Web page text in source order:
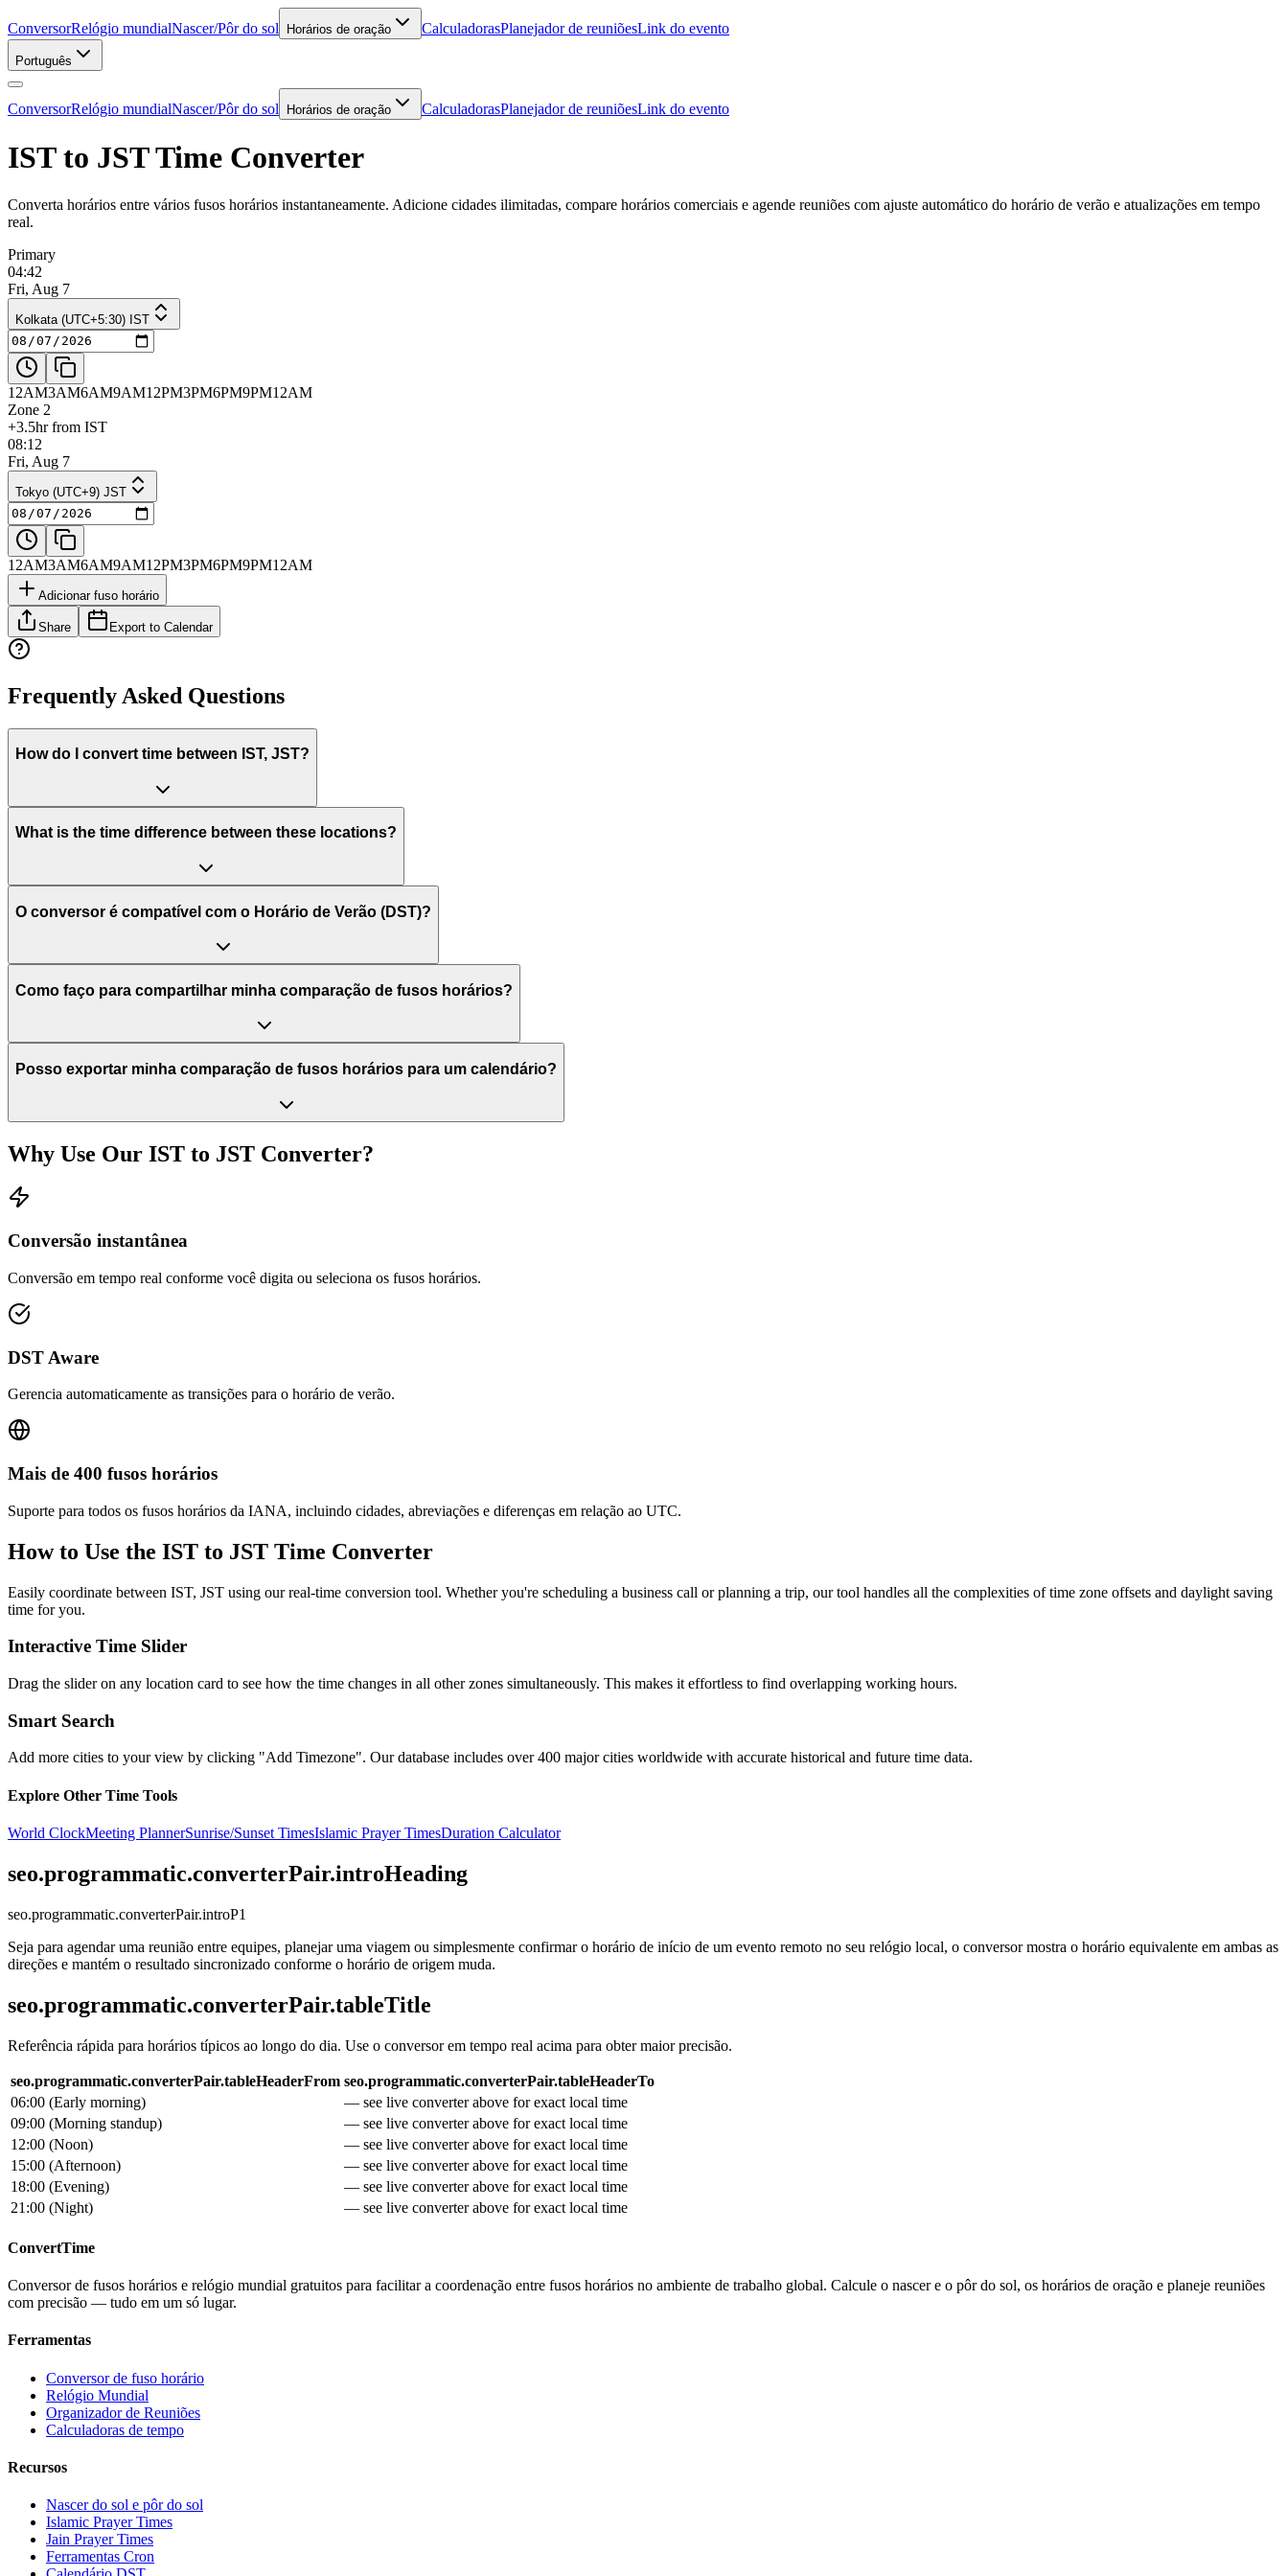
ConversorRelógio mundialNascer/Pôr do sol Horários de oração CalculadorasPlanejador de reuniõesLink do evento
Português
ConversorRelógio mundialNascer/Pôr do sol Horários de oração CalculadorasPlanejador de reuniõesLink do evento
IST to JST Time Converter
Converta horários entre vários fusos horários instantaneamente. Adicione cidades ilimitadas, compare horários comerciais e agende reuniões com ajuste automático do horário de verão e atualizações em tempo
real.
Primary
04:42
Fri, Aug 7
Kolkata (UTC+5:30) IST
12AM3AM6AM9AM12PM3PM6PM9PM12AM
Zone 2
+3.5hr from IST
08:12
Fri, Aug 7
Tokyo (UTC+9) JST
12AM3AM6AM9AM12PM3PM6PM9PM12AM
Adicionar fuso horário
Share Export to Calendar
Frequently Asked Questions
How do I convert time between IST, JST?
What is the time difference between these locations?
O conversor é compatível com o Horário de Verão (DST)?
Como faço para compartilhar minha comparação de fusos horários?
Posso exportar minha comparação de fusos horários para um calendário?
Why Use Our IST to JST Converter?
Conversão instantânea
Conversão em tempo real conforme você digita ou seleciona os fusos horários.
DST Aware
Gerencia automaticamente as transições para o horário de verão.
Mais de 400 fusos horários
Suporte para todos os fusos horários da IANA, incluindo cidades, abreviações e diferenças em relação ao UTC.
How to Use the IST to JST Time Converter
Easily coordinate between IST, JST using our real-time conversion tool. Whether you're scheduling a business call or planning a trip, our tool handles all the complexities of time zone offsets and daylight saving
time for you.
Interactive Time Slider
Drag the slider on any location card to see how the time changes in all other zones simultaneously. This makes it effortless to find overlapping working hours.
Smart Search
Add more cities to your view by clicking "Add Timezone". Our database includes over 400 major cities worldwide with accurate historical and future time data.
Explore Other Time Tools
World ClockMeeting PlannerSunrise/Sunset TimesIslamic Prayer TimesDuration Calculator
seo.programmatic.converterPair.introHeading
seo.programmatic.converterPair.introP1
Seja para agendar uma reunião entre equipes, planejar uma viagem ou simplesmente confirmar o horário de início de um evento remoto no seu relógio local, o conversor mostra o horário equivalente em ambas as
direções e mantém o resultado sincronizado conforme o horário de origem muda.
seo.programmatic.converterPair.tableTitle
Referência rápida para horários típicos ao longo do dia. Use o conversor em tempo real acima para obter maior precisão.
seo.programmatic.converterPair.tableHeaderFrom seo.programmatic.converterPair.tableHeaderTo
06:00 (Early morning)
— see live converter above for exact local time
09:00 (Morning standup)
— see live converter above for exact local time
12:00 (Noon)
— see live converter above for exact local time
15:00 (Afternoon)
— see live converter above for exact local time
18:00 (Evening)
— see live converter above for exact local time
21:00 (Night) — see live converter above for exact local time
ConvertTime
Conversor de fusos horários e relógio mundial gratuitos para facilitar a coordenação entre fusos horários no ambiente de trabalho global. Calcule o nascer e o pôr do sol, os horários de oração e planeje reuniões
com precisão — tudo em um só lugar.
Ferramentas
Conversor de fuso horário
Relógio Mundial
Organizador de Reuniões
Calculadoras de tempo
Recursos
Nascer do sol e pôr do sol
Islamic Prayer Times
Jain Prayer Times
Ferramentas Cron